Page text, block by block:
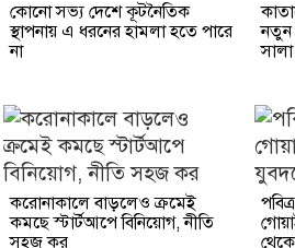
কোনো সভ্য দেশে কূটনৈতিক
স্থাপনায় এ ধরনের হামলা হতে পারে
না
নতুন
সালা
করোনাকালে বাড়লেও ক্রমেই
কমছে স্টার্টআপে বিনিয়োগ, নীতি
সহজ কর
থেকে